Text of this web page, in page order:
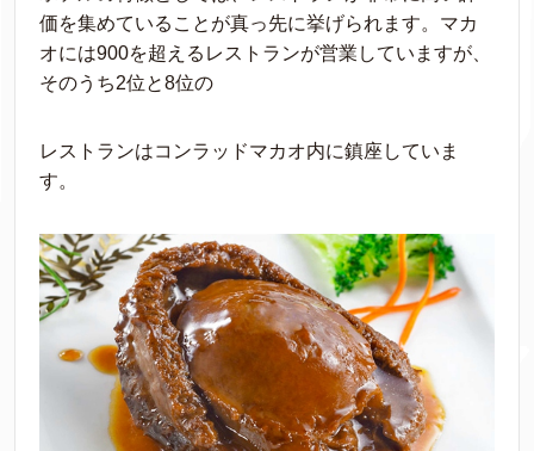
価を集めていることが真っ先に挙げられます。マカ
オには900を超えるレストランが営業していますが、
そのうち2位と8位の
レストランはコンラッドマカオ内に鎮座していま
す。